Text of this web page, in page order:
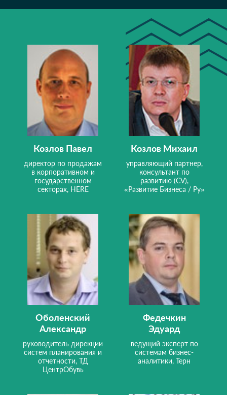
Козлов Павел
директор по продажам
в корпоративном и
государственном
секторах, HERE
Козлов Михаил
управляющий партнер,
консультант по
развитию (CV),
«Развитие Бизнеса / Ру»
Оболенский
Александр
руководитель дирекции
систем планирования и
отчетности, ТД
ЦентрОбувь
Федечкин
Эдуард
ведущий эксперт по
системам бизнес-
аналитики, Терн